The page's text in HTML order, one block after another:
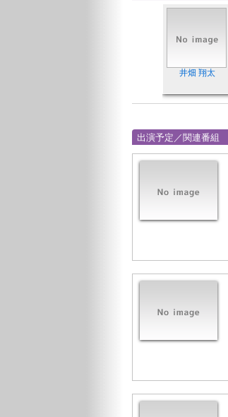
井畑 翔太
出演予定／関連番組